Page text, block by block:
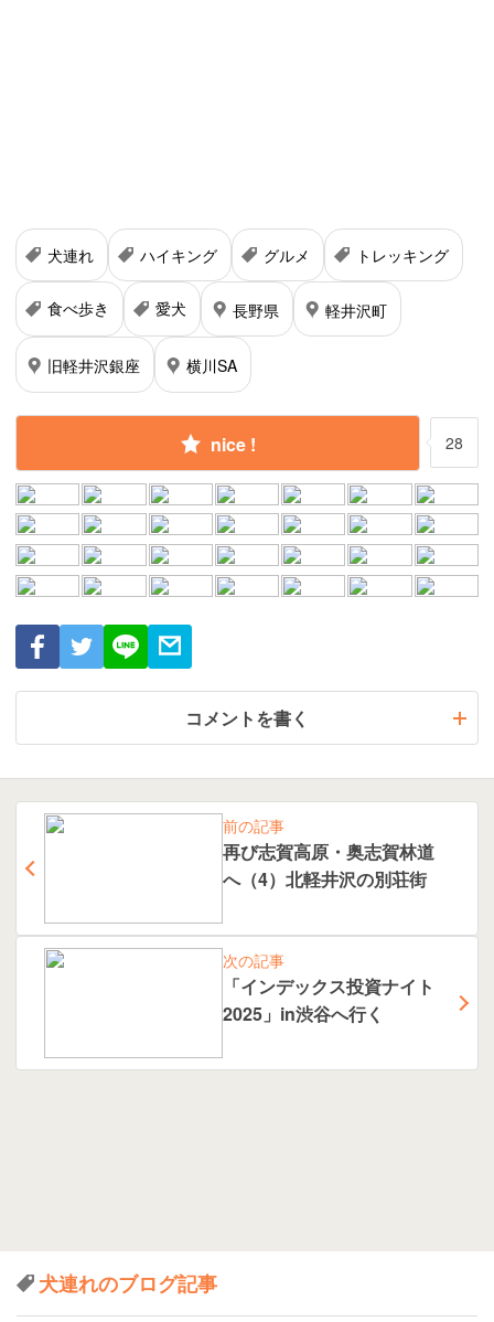
犬連れ ハイキング グルメ トレッキング
食べ歩き 愛犬 長野県 軽井沢町
旧軽井沢銀座 横川SA
nice ! 28
コメントを書く
前の記事
再び志賀高原・奥志賀林道
へ（4）北軽井沢の別荘街
次の記事
「インデックス投資ナイト
2025」in渋谷へ行く
犬連れのブログ記事